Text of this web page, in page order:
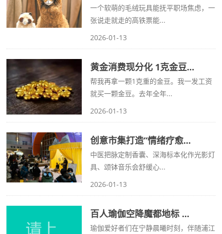
一个软萌的毛绒玩具能抚平职场焦虑，一
张说走就走的高铁票能...
2026-01-13
黄金消费现分化 1克金豆...
帮我再拿一颗1克重的金豆。我一发工资
就买一颗金豆。去年全年...
2026-01-13
创意市集打造“情绪疗愈...
中医把脉定制香囊、深海标本化作光影灯
具、颂钵音乐会舒缓心...
2026-01-13
百人瑜伽空降魔都地标 ...
瑜伽爱好者们在宁静晨曦时刻，伴随浦江